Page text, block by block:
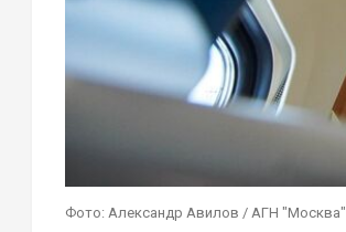
Фото: Александр Авилов / АГН "Москва"